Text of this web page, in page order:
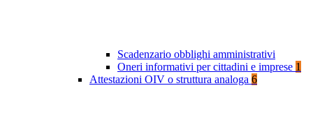
Scadenzario obblighi amministrativi
Oneri informativi per cittadini e imprese 1
Attestazioni OIV o struttura analoga 6